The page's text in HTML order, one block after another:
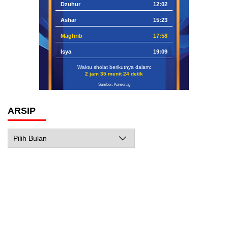
Dzuhur 12:02
Ashar 15:23
Maghrib 17:58
Isya 19:09
Waktu sholat berikutnya dalam:
2 jam 35 menit 22 detik
Sumber: Kemenag
ARSIP